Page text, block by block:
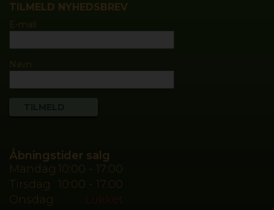
TILMELD NYHEDSBREV
E-mail
Navn
Åbningstider salg
Mandag 10:00 - 17:00
Tirsdag
10:00 - 17:00
Onsdag
Lukket